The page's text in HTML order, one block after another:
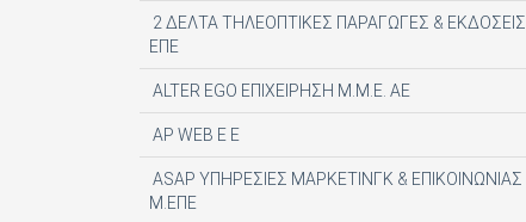
2 ΔΕΛΤΑ ΤΗΛΕΟΠΤΙΚΕΣ ΠΑΡΑΓΩΓΕΣ & ΕΚΔΟΣΕΙΣ
ΕΠΕ
ALTER EGO ΕΠΙΧΕΙΡΗΣΗ Μ.Μ.Ε. ΑΕ
AP WEB Ε Ε
ASAP ΥΠΗΡΕΣΙΕΣ ΜΑΡΚΕΤΙΝΓΚ & ΕΠΙΚΟΙΝΩΝΙΑΣ
Μ.ΕΠΕ